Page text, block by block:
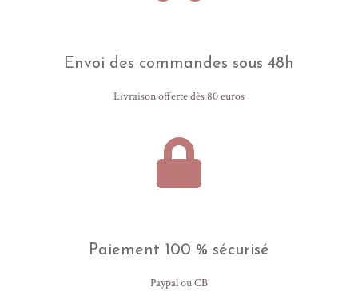
Envoi des commandes sous 48h
Livraison offerte dès 80 euros
Paiement 100 % sécurisé
Paypal ou CB